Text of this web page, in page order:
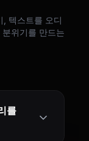
, 텍스트를 오디
위기를 만드는
를